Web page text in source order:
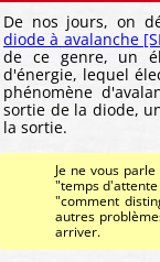
De nos jours, on
diode à avalanche
de ce genre, un
d'énergie, lequel
phénomène
sortie de la diode,
la sortie.
Je ne vous
"temps
"comment
autres
arriver.